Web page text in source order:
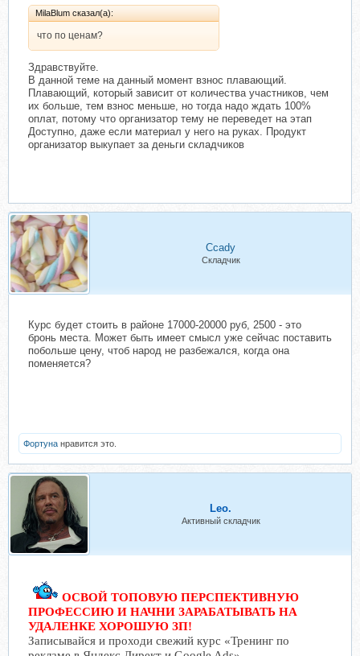
MilaBlum сказал(а):
что по ценам?
Здравствуйте.
В данной теме на данный момент взнос плавающий.
Плавающий, который зависит от количества участников, чем
их больше, тем взнос меньше, но тогда надо ждать 100%
оплат, потому что организатор тему не переведет на этап
Доступно, даже если материал у него на руках. Продукт
организатор выкупает за деньги складчиков
Ccady
Складчик
Курс будет стоить в районе 17000-20000 руб, 2500 - это
бронь места. Может быть имеет смысл уже сейчас поставить
побольше цену, чтоб народ не разбежался, когда она
поменяется?
Фортуна нравится это.
Leo.
Активный складчик
ОСВОЙ ТОПОВУЮ ПЕРСПЕКТИВНУЮ
ПРОФЕССИЮ И НАЧНИ ЗАРАБАТЫВАТЬ НА
УДАЛЕНКЕ ХОРОШУЮ ЗП!
Записывайся и проходи свежий курс «Тренинг по